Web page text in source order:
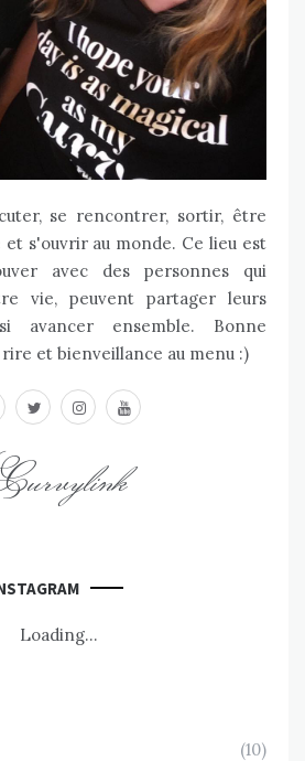
se rencontrer, sortir, être
s'ouvrir au monde. Ce lieu est
avec des personnes qui
vie, peuvent partager leurs
avancer ensemble. Bonne
et bienveillance au menu :)
twitterinstagram
youtube
Loading...
(10)